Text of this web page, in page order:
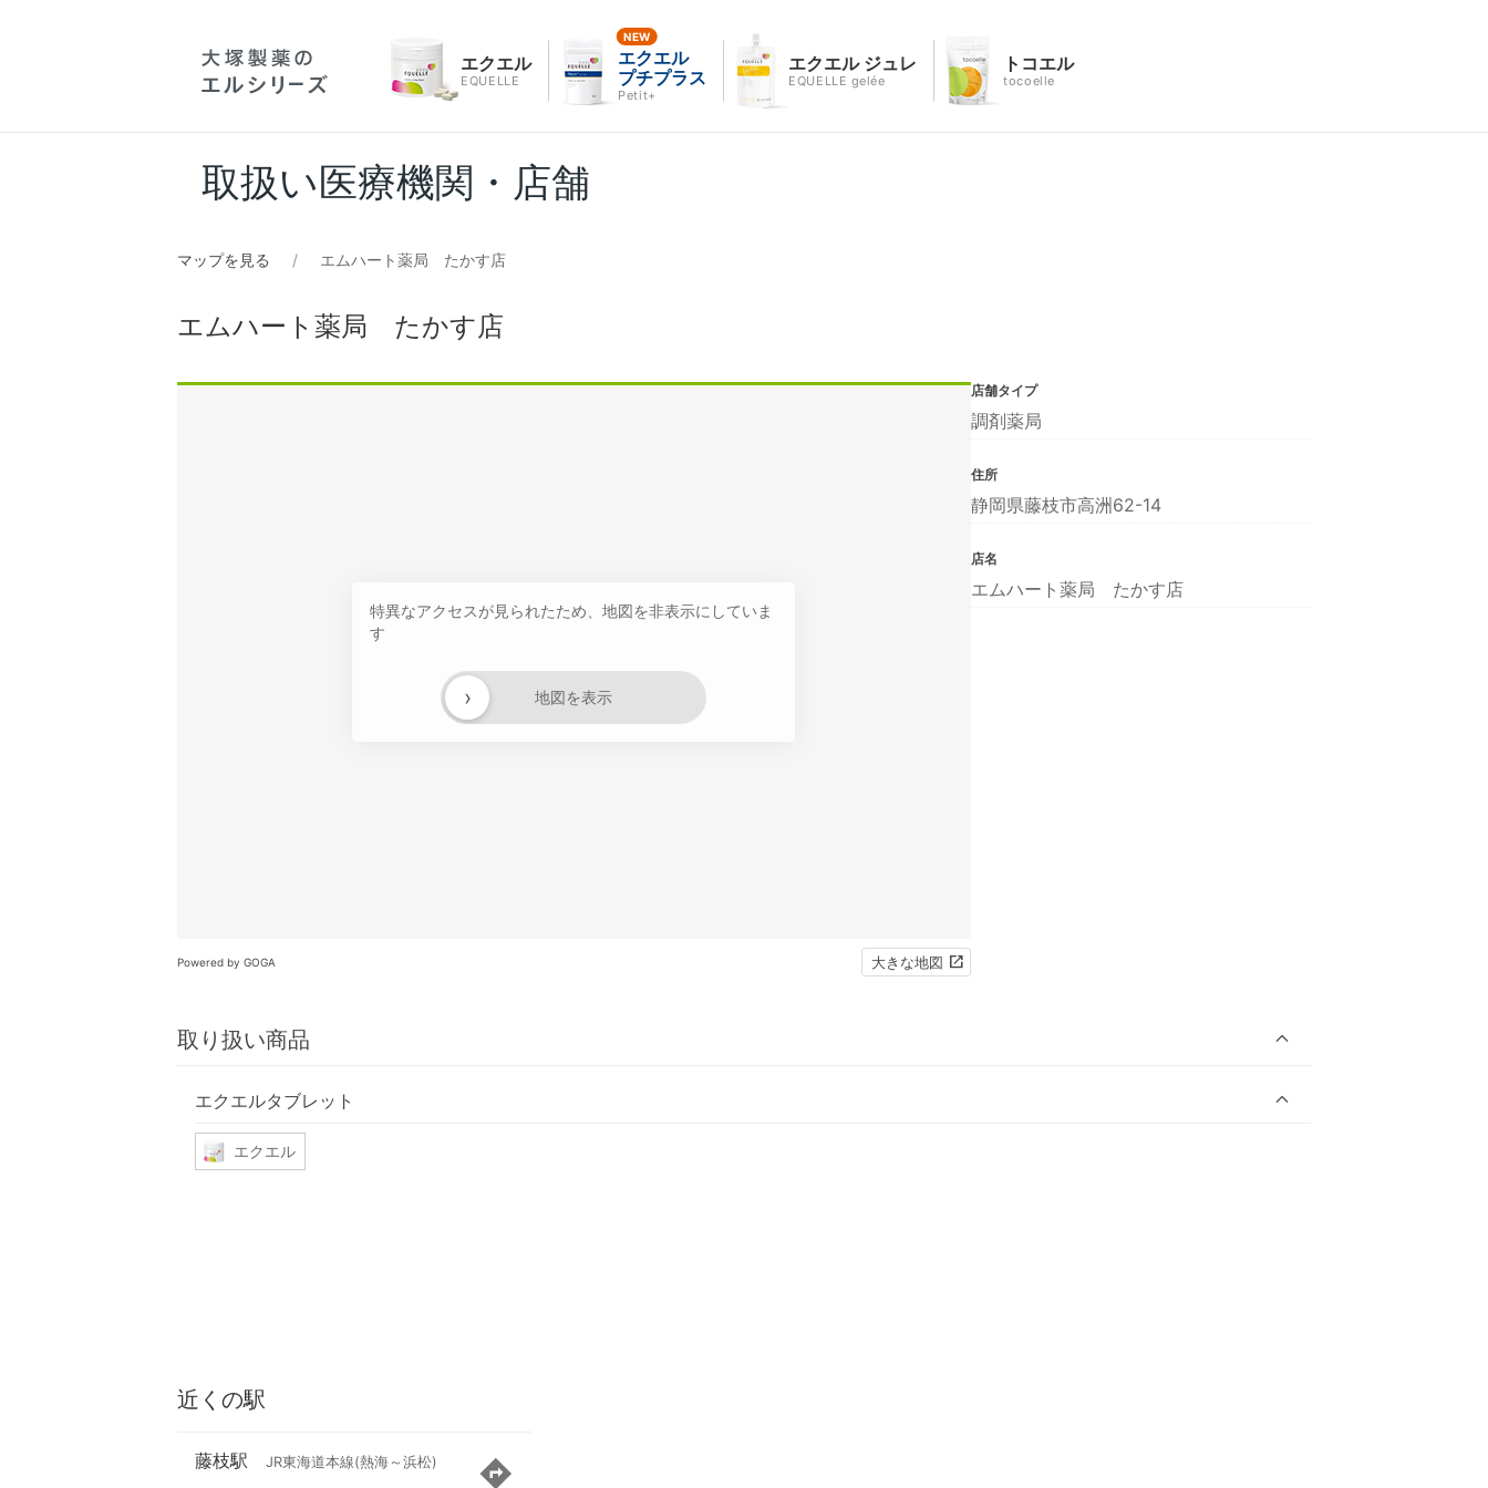
エクエル
EQUELLE
エクエル
プチプラス
Petit+
エクエル ジュレ
EQUELLE gelée
トコエル
tocoelle
取扱い医療機関・店舗
マップを見る エムハート薬局 たかす店
エムハート薬局 たかす店
特異なアクセスが見られたため、地図を非表示にしていま
す
地図を表示
›
Powered by GOGA 大きな地図
取り扱い商品
エクエルタブレット
エクエル
店舗タイプ
調剤薬局
住所
静岡県藤枝市高洲62-14
店名
エムハート薬局 たかす店
近くの駅
藤枝駅 JR東海道本線(熱海～浜松)